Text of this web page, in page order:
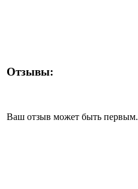
Отзывы:
Ваш отзыв может быть первым.